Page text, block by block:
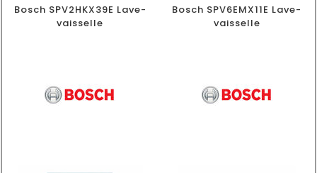
Bosch SPV2HKX39E Lave-
vaisselle
Bosch SPV6EMX11E Lave-
vaisselle